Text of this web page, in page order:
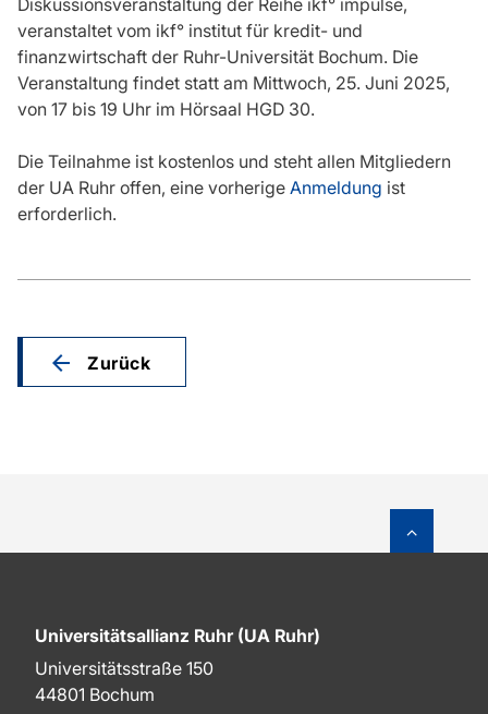
Diskussionsveranstaltung der Reihe ikf° impulse,
veranstaltet vom ikf° institut für kredit- und
finanzwirtschaft der Ruhr-Universität Bochum. Die
Veranstaltung findet statt am Mittwoch, 25. Juni 2025,
von 17 bis 19 Uhr im Hörsaal HGD 30.
Die Teilnahme ist kostenlos und steht allen Mitgliedern
der UA Ruhr offen, eine vorherige Anmeldung ist
erforderlich.
Zurück
Universitätsallianz Ruhr (UA Ruhr)
Universitätsstraße 150
44801 Bochum